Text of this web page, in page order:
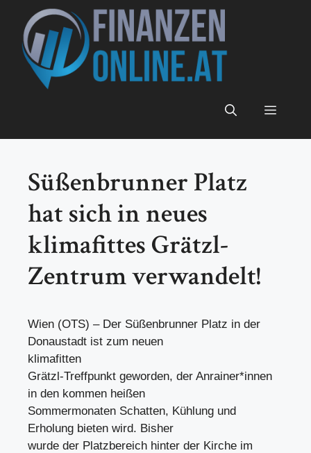
Inhalt
springen
Menü
Süßenbrunner Platz
hat sich in neues
klimafittes Grätzl-
Zentrum verwandelt!
Wien (OTS) – Der Süßenbrunner Platz in der
Donaustadt ist zum neuen
klimafitten
Grätzl-Treffpunkt geworden, der Anrainer*innen
in den kommen heißen
Sommermonaten Schatten, Kühlung und
Erholung bieten wird. Bisher
wurde der Platzbereich hinter der Kirche im